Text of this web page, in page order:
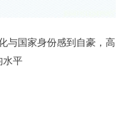
与国家身份感到自豪，高
水平